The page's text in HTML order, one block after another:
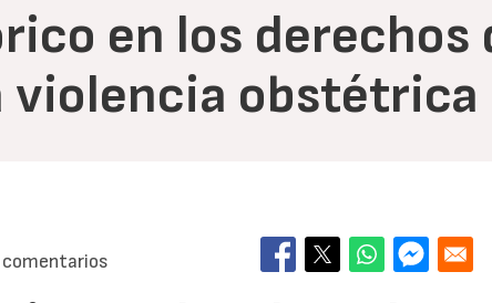
en los derechos
violencia obstétrica
comentarios